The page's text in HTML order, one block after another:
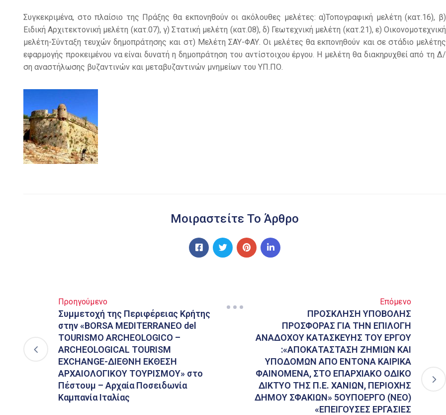
Συγκεκριμένα, στο πλαίσιο της Πράξης θα εκπονηθούν οι ακόλουθες μελέτες: α)Τοπογραφική μελέτη (κατ.16), β)
Ειδική Αρχιτεκτονική μελέτη (κατ.07), γ) Στατική μελέτη (κατ.08), δ) Γεωτεχνική μελέτη (κατ.21), ε) Οικονομοτεχνική
μελέτη-Σύνταξη τευχών δημοπράτησης και στ) Μελέτη ΣΑΥ-ΦΑΥ. Οι μελέτες θα εκπονηθούν και σε στάδιο μελέτης
εφαρμογής προκειμένου να είναι δυνατή η δημοπράτηση του αντίστοιχου έργου. Η μελέτη θα διακηρυχθεί από τη Δ/
ση αναστήλωσης βυζαντινών και μεταβυζαντινών μνημείων του ΥΠ.ΠΟ.
Μοιραστείτε Το Άρθρο
Προηγούμενο
Συμμετοχή της Περιφέρειας Κρήτης
στην «BORSA MEDITERRANEO del
TOURISMO ARCHEOLOGICO –
ARCHEOLOGICAL TOURISM
EXCHANGE-ΔΙΕΘΝΗ ΕΚΘΕΣΗ
ΑΡΧΑΙΟΛΟΓΙΚΟΥ ΤΟΥΡΙΣΜΟΥ» στο
Πέστουμ – Αρχαία Ποσειδωνία
Καμπανία Ιταλίας
Επόμενο
ΠΡΟΣΚΛΗΣΗ ΥΠΟΒΟΛΗΣ
ΠΡΟΣΦΟΡΑΣ ΓΙΑ ΤΗΝ ΕΠΙΛΟΓΗ
ΑΝΑΔΟΧΟΥ ΚΑΤΑΣΚΕΥΗΣ ΤΟΥ ΕΡΓΟΥ
:«ΑΠΟΚΑΤΑΣΤΑΣΗ ΖΗΜΙΩΝ ΚΑΙ
ΥΠΟΔΟΜΩΝ ΑΠΟ ΕΝΤΟΝΑ ΚΑΙΡΙΚΑ
ΦΑΙΝΟΜΕΝΑ, ΣΤO ΕΠΑΡΧΙΑΚO ΟΔIKO
ΔΙΚΤΥΟ ΤΗΣ Π.Ε. ΧΑΝΙΩΝ, ΠΕΡΙΟΧΗΣ
ΔΗΜΟΥ ΣΦΑΚΙΩΝ» 5ΟΥΠΟΕΡΓΟ (ΝΕΟ)
«ΕΠΕΙΓΟΥΣΕΣ ΕΡΓΑΣΙΕΣ